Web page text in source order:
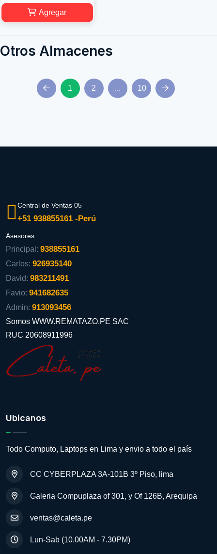
Agregar
Otros Almacenes
1 2 ... 10
Central de Ventas 05
+51 938855161 -Perú
Asesores
Principal: 938855161
Carlos: 926935140
David: 983211491
Favio: 941682635
Admin: 913093456
Somos WWW.REMATAZO.PE SAC
RUC 20608911996
Ubicanos
Todo Computo, Laptops en Lima y envio a todo el país
CC CYBERPLAZA 3A-101B 3º Piso, lima
Galeria Compuplaza of 301, y Of 126B, Arequipa
ventas@caleta.pe
Lun-Sab (10.00AM - 7.30PM)